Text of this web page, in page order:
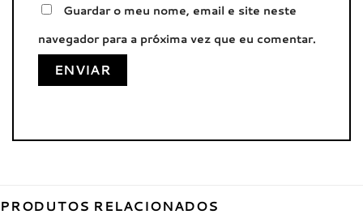
Guardar o meu nome, email e site neste
navegador para a próxima vez que eu comentar.
PRODUTOS RELACIONADOS